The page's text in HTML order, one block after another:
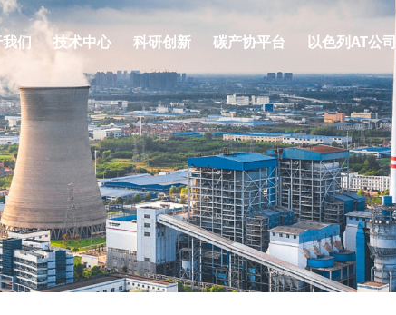
们 技术中心 科研创新 碳产协平台 以色列AT公司